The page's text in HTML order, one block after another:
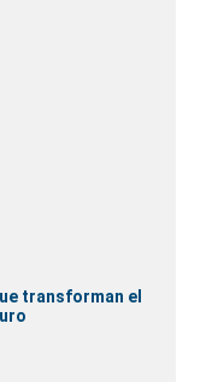
transforman el